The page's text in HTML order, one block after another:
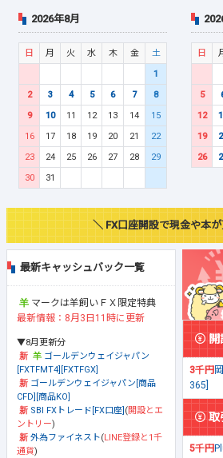
2026年8月
日 月 火 水 木 金
土
1
2
3 4 5 6 7
8
9
10 11 12 13 14
15
16
17 18 19 20 21
22
23
24 25 26 27 28
29
30
31
日
5
12
19
26
＼ FX口座開設で現金や本
最新キャッシュバック一覧
マークは羊飼いＦＸ限定特典
最新情報：8月3日11時に更新
▼8月更新分
ゴールデンウェイジャパン
[FXTFMT4][FXTFGX]
ゴールデンウェイジャパン[商品
CFD][商品KO]
SBI FXトレード[FX口座] (開設とエ
ントリー)
外為ファイネスト(LINE登録と1千
通貨)
開
3千円
365]
取
5千円